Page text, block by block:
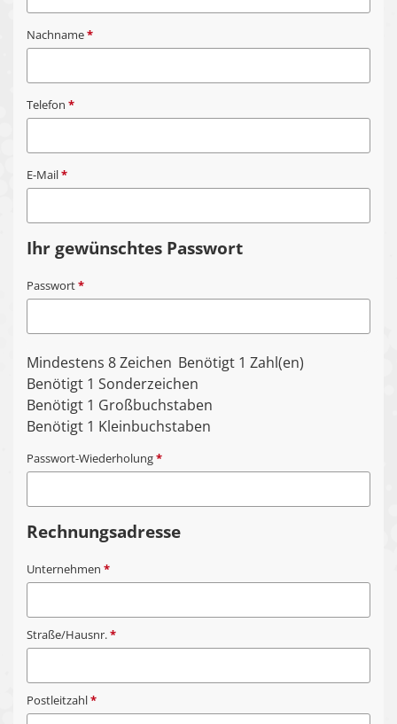
Nachname*
Telefon *
E-Mail*
Ihr gewünschtes Passwort
Passwort*
Mindestens 8 Zeichen Benötigt 1 Zahl(en)
Benötigt 1 Sonderzeichen
Benötigt 1 Großbuchstaben
Benötigt 1 Kleinbuchstaben
Passwort-Wiederholung*
Rechnungsadresse
Unternehmen *
Straße/Hausnr.*
Postleitzahl*